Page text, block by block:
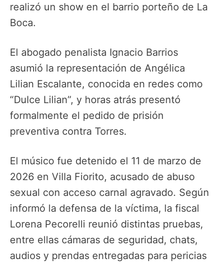
realizó un show en el barrio porteño de La
Boca.
El abogado penalista Ignacio Barrios
asumió la representación de Angélica
Lilian Escalante, conocida en redes como
“Dulce Lilian”, y horas atrás presentó
formalmente el pedido de prisión
preventiva contra Torres.
El músico fue detenido el 11 de marzo de
2026 en Villa Fiorito, acusado de abuso
sexual con acceso carnal agravado. Según
informó la defensa de la víctima, la fiscal
Lorena Pecorelli reunió distintas pruebas,
entre ellas cámaras de seguridad, chats,
audios y prendas entregadas para pericias